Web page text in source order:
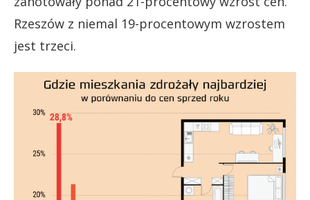
Rzeszów z niemal 19-procentowym wzrostem
jest trzeci.